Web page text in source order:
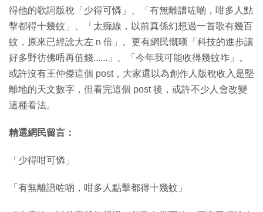
得他的歌詞版稅「少得可憐」、「有無離譜咗啲，咁多人點
擊都得十幾蚊」、「太痴線，以前真係幻想過一首歌有幾百
蚊，原來已經諗大左 n 倍」。更有網民慨嘆「科技的進步讓
好多野彷佛唔再值錢......」、「今年我可能收得幾蚊咋」。
或許沒有王仲傑這個 post，大家還以為創作人版稅收入是堅
離地的天文數字，但看完這個 post 後，或許不少人會改變
這種看法。
精選網民留言：
「少得咁可憐」
「有無離譜咗啲，咁多人點擊都得十幾蚊」